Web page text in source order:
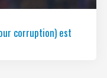
corruption) est